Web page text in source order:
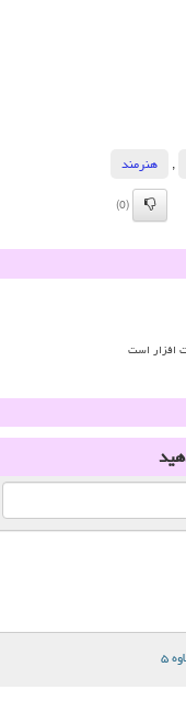
,
هنرمند
(0)
افزار است